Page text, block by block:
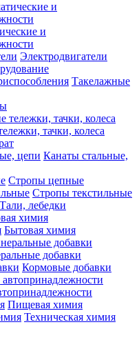
и
Электродвигатели
Такелажные
тачки, колеса
Канаты стальные,
Стропы цепные
Стропы текстильные
Тали, лебедки
химия
Бытовая химия
добавки
Кормовые добавки
Пищевая химия
Техническая химия